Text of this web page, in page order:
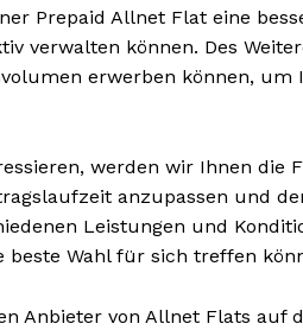
Prepaid Allnet Flat eine
verwalten können. Des
erwerben können,
werden wir Ihnen die
anzupassen und
Leistungen und
Wahl für sich treffen
Anbieter von Allnet Flats auf